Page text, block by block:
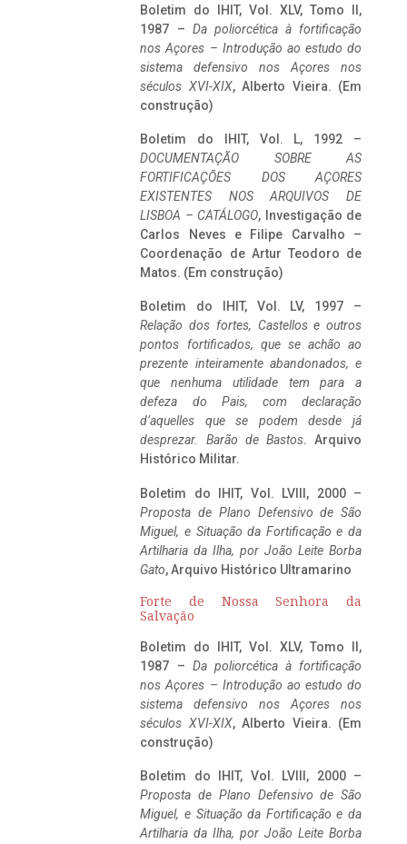
Boletim do IHIT, Vol. XLV, Tomo II,
1987 – Da poliorcética à fortificação
nos Açores – Introdução ao estudo do
sistema defensivo nos Açores nos
séculos XVI-XIX, Alberto Vieira. (Em
construção)
Boletim do IHIT, Vol. L, 1992 –
DOCUMENTAÇÃO SOBRE AS
FORTIFICAÇÕES DOS AÇORES
EXISTENTES NOS ARQUIVOS DE
LISBOA – CATÁLOGO, Investigação de
Carlos Neves e Filipe Carvalho –
Coordenação de Artur Teodoro de
Matos. (Em construção)
Boletim do IHIT, Vol. LV, 1997 –
Relação dos fortes, Castellos e outros
pontos fortificados, que se achão ao
prezente inteiramente abandonados, e
que nenhuma utilidade tem para a
defeza do Pais, com declaração
d’aquelles que se podem desde já
desprezar. Barão de Bastos. Arquivo
Histórico Militar.
Boletim do IHIT, Vol. LVIII, 2000 –
Proposta de Plano Defensivo de São
Miguel, e Situação da Fortificação e da
Artilharia da Ilha, por João Leite Borba
Gato, Arquivo Histórico Ultramarino
Forte de Nossa Senhora da
Salvação
Boletim do IHIT, Vol. XLV, Tomo II,
1987 – Da poliorcética à fortificação
nos Açores – Introdução ao estudo do
sistema defensivo nos Açores nos
séculos XVI-XIX, Alberto Vieira. (Em
construção)
Boletim do IHIT, Vol. LVIII, 2000 –
Proposta de Plano Defensivo de São
Miguel, e Situação da Fortificação e da
Artilharia da Ilha, por João Leite Borba